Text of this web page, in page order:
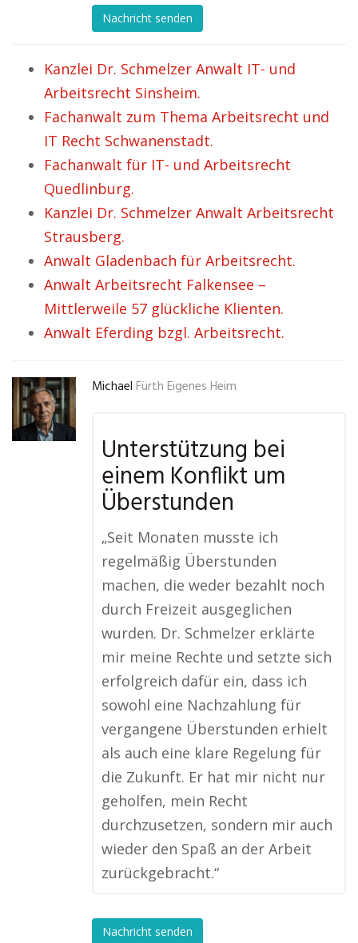
Nachricht senden
Kanzlei Dr. Schmelzer Anwalt IT- und
Arbeitsrecht Sinsheim.
Fachanwalt zum Thema Arbeitsrecht und
IT Recht Schwanenstadt.
Fachanwalt für IT- und Arbeitsrecht
Quedlinburg.
Kanzlei Dr. Schmelzer Anwalt Arbeitsrecht
Strausberg.
Anwalt Gladenbach für Arbeitsrecht.
Anwalt Arbeitsrecht Falkensee –
Mittlerweile 57 glückliche Klienten.
Anwalt Eferding bzgl. Arbeitsrecht.
Michael Fürth Eigenes Heim
Unterstützung bei
einem Konflikt um
Überstunden
„Seit Monaten musste ich
regelmäßig Überstunden
machen, die weder bezahlt noch
durch Freizeit ausgeglichen
wurden. Dr. Schmelzer erklärte
mir meine Rechte und setzte sich
erfolgreich dafür ein, dass ich
sowohl eine Nachzahlung für
vergangene Überstunden erhielt
als auch eine klare Regelung für
die Zukunft. Er hat mir nicht nur
geholfen, mein Recht
durchzusetzen, sondern mir auch
wieder den Spaß an der Arbeit
zurückgebracht.“
Nachricht senden